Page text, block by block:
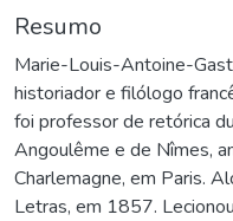
Resumo
Marie-Louis-Antoine-
historiador e filólogo
foi professor de retórica
Angoulême e de Nîmes,
Charlemagne, em Paris.
Letras, em 1857.